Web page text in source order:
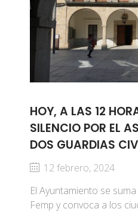
HOY, A LAS 12
SILENCIO POR EL
DOS GUARDIAS
12 febrero, 2024
El Ayuntamiento se
Femp y convoca a los